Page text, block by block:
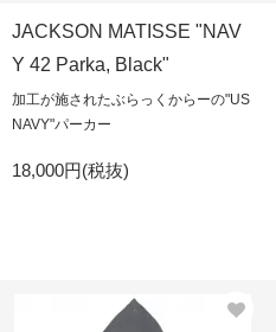
JACKSON MATISSE "NAV
Y 42 Parka, Black"
加工が施されたぶらっくからーの"US
NAVY"パーカー
18,000円(税抜)